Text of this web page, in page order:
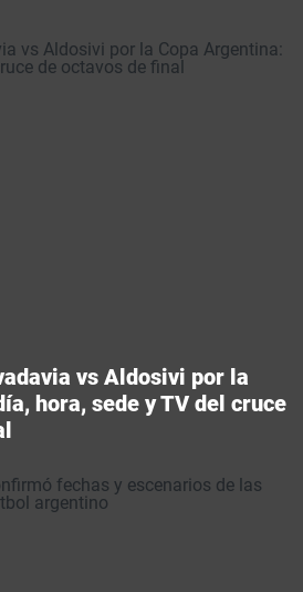
vs Aldosivi por la
hora, sede y TV del cruce